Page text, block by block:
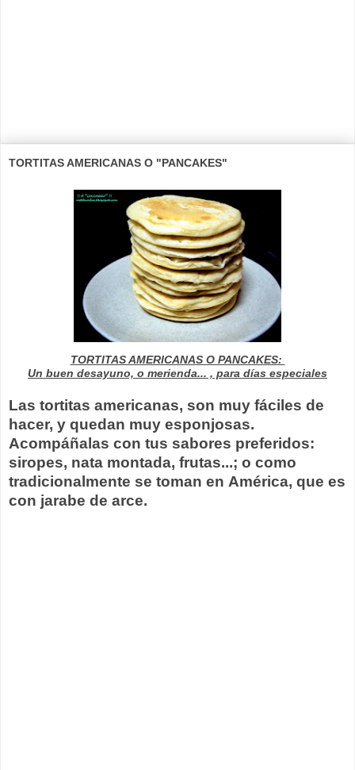
TORTITAS AMERICANAS O "PANCAKES"
TORTITAS AMERICANAS O PANCAKES:
Un buen desayuno, o merienda... , para días especiales
Las tortitas americanas, son muy fáciles de
hacer, y quedan muy esponjosas.
Acompáñalas con tus sabores preferidos:
siropes, nata montada, frutas...; o como
tradicionalmente se toman en América, que es
con jarabe de arce.